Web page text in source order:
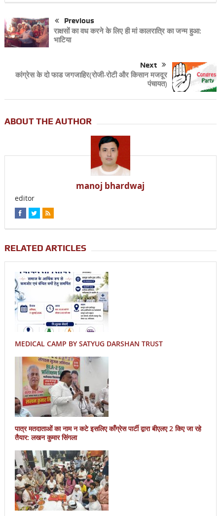
Previous
राक्षसों का वध करने के लिए ही मां कालरात्रि का जन्म हुआ:
भाटिया
Next
कांग्रेस के दो फाड जगजाहिर(रोजी-रोटी और किसान मजदूर
पंचायत)
ABOUT THE AUTHOR
manoj bhardwaj
editor
RELATED ARTICLES
MEDICAL CAMP BY SATYUG DARSHAN TRUST
पात्र मतदाताओं का नाम न कटे इसलिए काँग्रेस पार्टी द्वारा बीएलए 2 किए जा रहे
तैयार: लखन कुमार सिंगला